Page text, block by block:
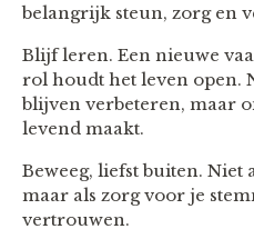
belangrijk steun, zorg en
Blijf leren. Een nieuwe
rol houdt het leven open.
blijven verbeteren, maar
levend maakt.
Beweeg, liefst buiten. Niet
maar als zorg voor je
vertrouwen.